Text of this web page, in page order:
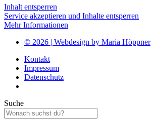
Inhalt entsperren
Service akzeptieren und Inhalte entsperren
Mehr Informationen
© 2026 | Webdesign by Maria Höppner
Kontakt
Impressum
Datenschutz
Suche